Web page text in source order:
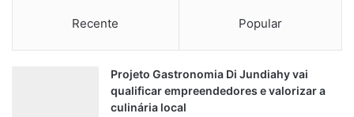
Recente Popular
Projeto Gastronomia Di Jundiahy vai
qualificar empreendedores e valorizar a
culinária local